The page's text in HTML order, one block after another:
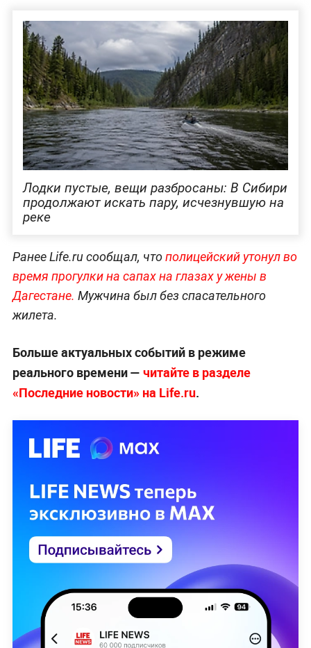
Лодки пустые, вещи разбросаны: В Сибири
продолжают искать пару, исчезнувшую на
реке
Ранее Life.ru сообщал, чтополицейский утонул во
время прогулки на сапах на глазах у жены в
Дагестане. Мужчина был без спасательного
жилета.
Больше актуальных событий в режиме
реального времени — читайте в разделе
«Последние новости» на Life.ru.